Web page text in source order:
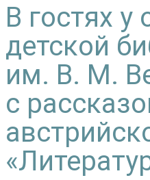
В гостях у
детской
им. В. М.
с